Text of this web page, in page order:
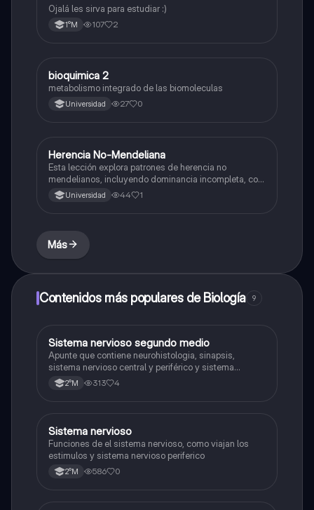
Ojalá les sirva para estudiar :)
1°M 107 2
Biología
bioquimica 2
metabolismo integrado de las biomoleculas
Universidad 27 0
Biología
Herencia No-Mendeliana
Esta lección explora patrones de herencia no
mendelianos, incluyendo dominancia incompleta, co-
dominancia y herencia ligada al sexo, con el objetivo
de comprender la transmisión genética.
Universidad 44 1
Más
Contenidos más populares de Biología 9
Biología
Sistema nervioso segundo medio
Apunte que contiene neurohistologia, sinapsis,
sistema nervioso central y periférico y sistema
endocrino
2°M 313 4
SBiología
Sistema nervioso
Funciones de el sistema nervioso, como viajan los
estimulos y sistema nervioso periferico
2°M 586 0